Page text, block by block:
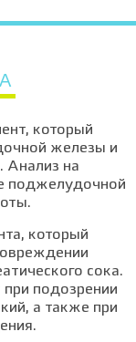
который
железы и
Анализ на
поджелудочной
который
сока.
подозрении
а также при